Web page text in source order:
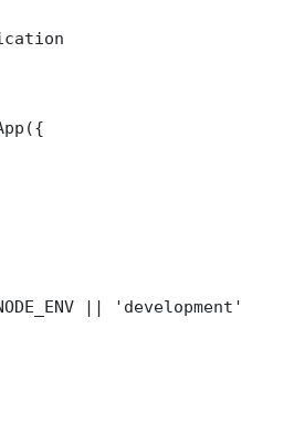
|| 'development'